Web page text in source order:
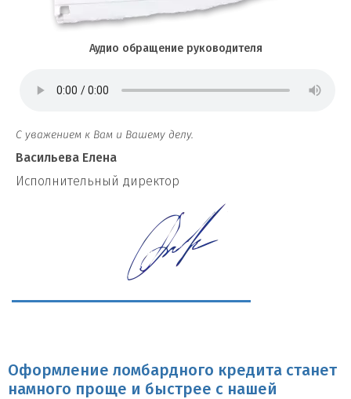
Аудио обращение руководителя
С уважением к Вам и Вашему делу.
Васильева Елена
И сполнительный директор
Оформление ломбардного кредита станет
намного проще и быстрее с нашей